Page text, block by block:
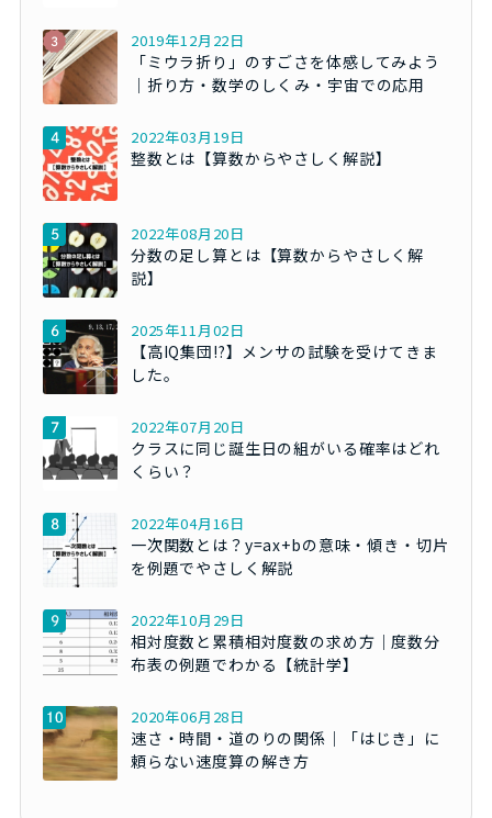
2019年12月22日
「ミウラ折り」のすごさを体感してみよう
｜折り方・数学のしくみ・宇宙での応用
2022年03月19日
整数とは【算数からやさしく解説】
2022年08月20日
分数の足し算とは【算数からやさしく解
説】
2025年11月02日
【高IQ集団!?】メンサの試験を受けてきま
した。
2022年07月20日
クラスに同じ誕生日の組がいる確率はどれ
くらい？
2022年04月16日
一次関数とは？y=ax+bの意味・傾き・切片
を例題でやさしく解説
2022年10月29日
相対度数と累積相対度数の求め方｜度数分
布表の例題でわかる【統計学】
2020年06月28日
速さ・時間・道のりの関係｜「はじき」に
頼らない速度算の解き方